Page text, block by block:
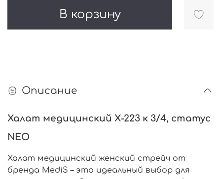
В корзину
Описание
Халат медицинский Х-223 к 3/4, статус
NEO
Халат медицинский женский стрейч от
бренда MediS – это идеальный выбор для